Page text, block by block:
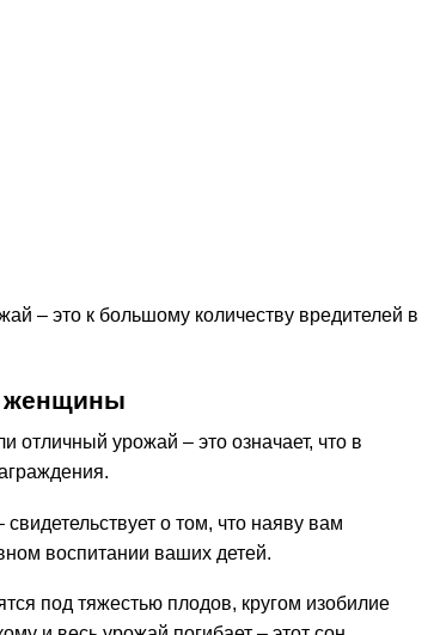
– это к большому количеству вредителей в
женщины
урожай – это означает, что в
о том, что наяву вам
воспитании ваших детей.
под тяжестью плодов, кругом изобилие